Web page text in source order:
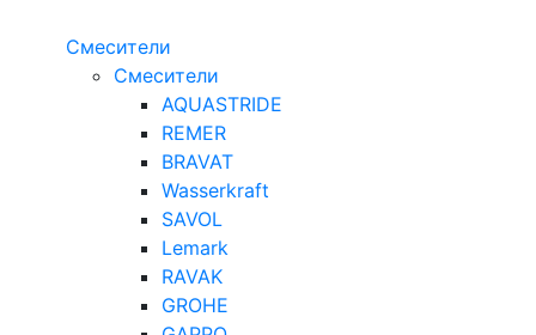
Смесители
Смесители
AQUASTRIDE
REMER
BRAVAT
Wasserkraft
SAVOL
Lemark
RAVAK
GROHE